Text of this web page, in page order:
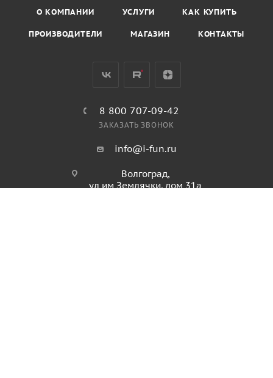
О КОМПАНИИ УСЛУГИ КАК КУПИТЬ
ПРОИЗВОДИТЕЛИ МАГАЗИН КОНТАКТЫ
8 800 707-09-42
ЗАКАЗАТЬ ЗВОНОК
info@i-fun.ru
Волгоград,
ул им Землячки, дом 31а